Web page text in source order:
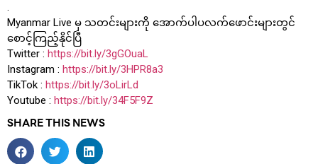
.
Myanmar Live မှ သတင်းများကို အောက်ပါပလက်ဖောင်းများတွင်
စောင့်ကြည့်နိုင်ပြီ
Twitter : https://bit.ly/3gGOuaL
Instagram : https://bit.ly/3HPR8a3
TikTok : https://bit.ly/3oLirLd
Youtube : https://bit.ly/34F5F9Z
SHARE THIS NEWS